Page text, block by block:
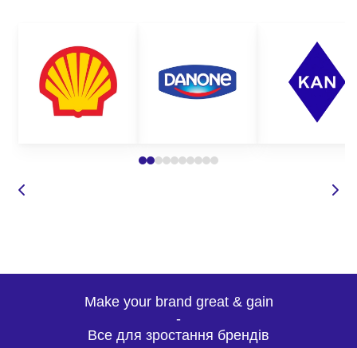
Make your brand great & gain
-
Все для зростання брендів